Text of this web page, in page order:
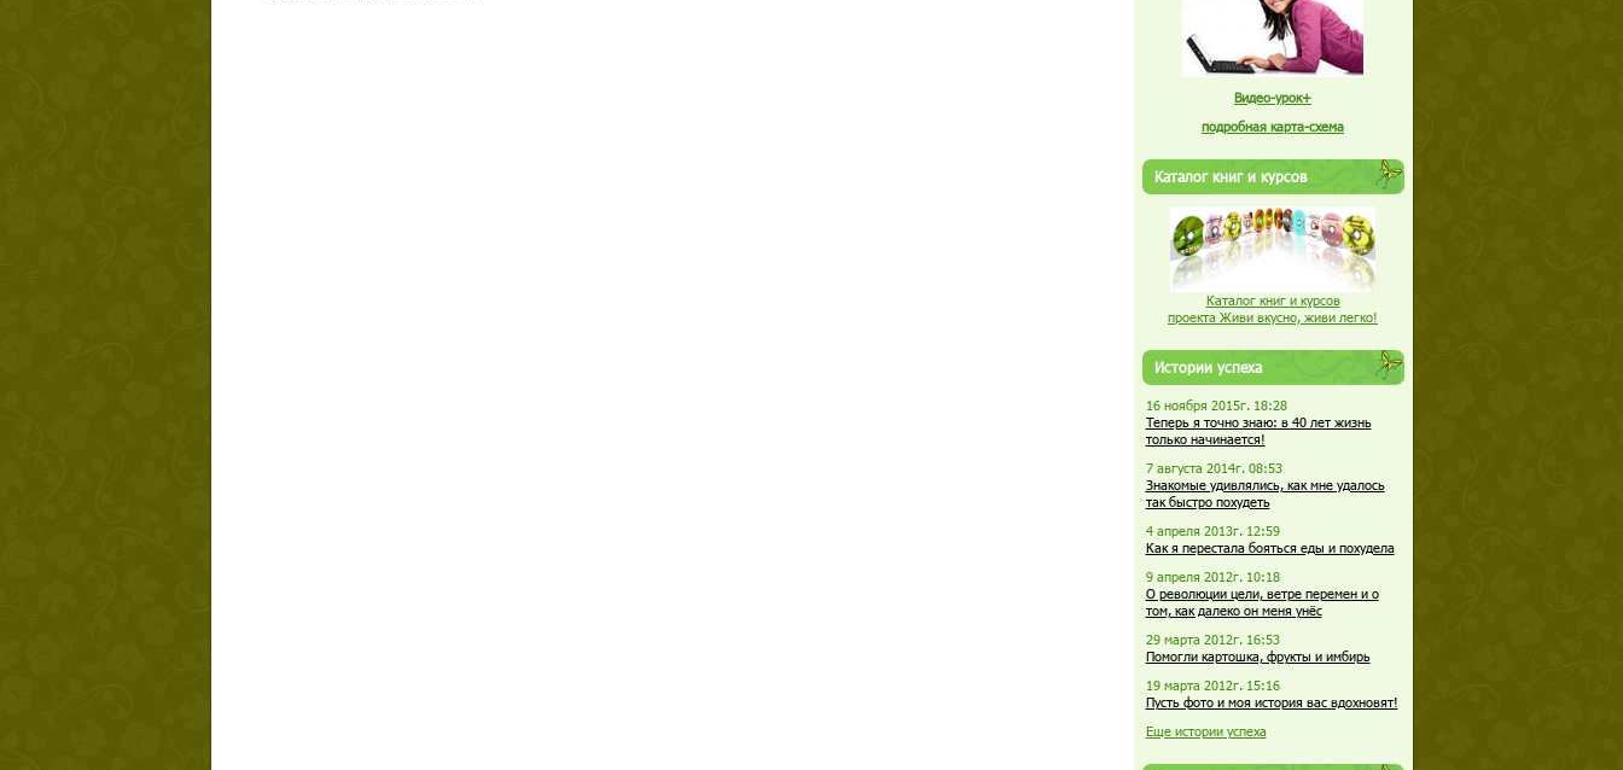
Видео-урок+
подробная карта-схема
Каталог книг и курсов
Каталог книг и курсов
проекта Живи вкусно, живи легко!
Истории успеха
16 ноября 2015г. 18:28
Теперь я точно знаю: в 40 лет жизнь
только начинается!
7 августа 2014г. 08:53
Знакомые удивлялись, как мне удалось
так быстро похудеть
4 апреля 2013г. 12:59
Как я перестала бояться еды и похудела
9 апреля 2012г. 10:18
О революции цели, ветре перемен и о
том, как далеко он меня унёс
29 марта 2012г. 16:53
Помогли картошка, фрукты и имбирь
19 марта 2012г. 15:16
Пусть фото и моя история вас вдохновят!
Еще истории успеха